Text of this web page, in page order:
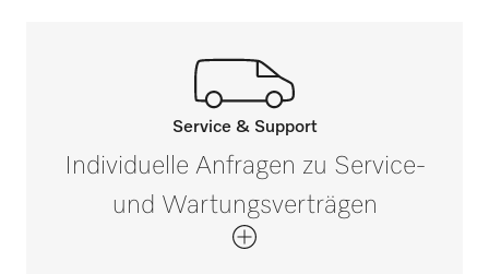
Rufen Sie unsere Experten an.
Wenn Sie Fragen haben oder weitere
Informationen benötigen, kontaktieren Sie
uns bitte unter 0 52 41 22 44 644*
Service & Support
Individuelle Anfragen zu Service-
und Wartungsverträgen